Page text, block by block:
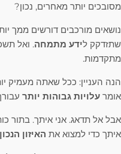
מסובכים יותר מאחרים, נכון?
נושאים מורכבים דורשים ממך
שתזדקק לידע מתמחה. ואל
מתקדמות.
הנה העניין: ככל שאתה מעמיק
אומר עלויות גבוהות יותר
אבל אל תדאג. אני איתך. בתור
איתך כדי למצוא את האיזון הנכון